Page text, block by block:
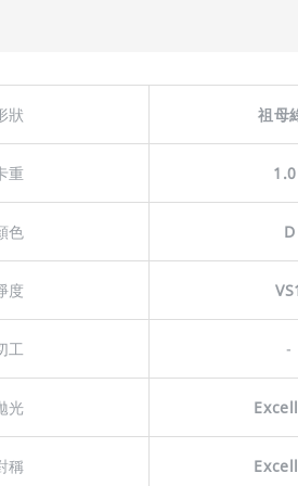
狀 祖母
重
色 D
度
工 -
光
稱